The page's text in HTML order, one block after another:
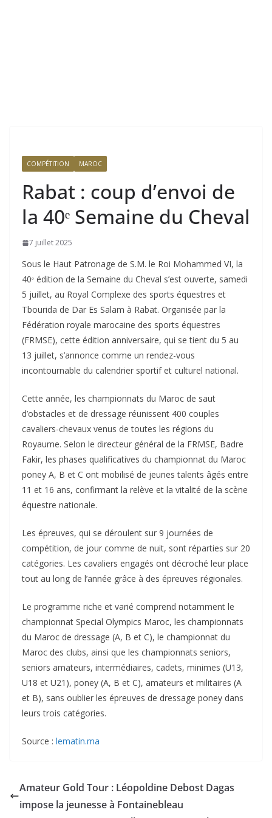
COMPÉTITION MAROC
Rabat : coup d’envoi de
la 40ᵉ Semaine du Cheval
7 juillet 2025
Sous le Haut Patronage de S.M. le Roi Mohammed VI, la
40ᵉ édition de la Semaine du Cheval s’est ouverte, samedi
5 juillet, au Royal Complexe des sports équestres et
Tbourida de Dar Es Salam à Rabat. Organisée par la
Fédération royale marocaine des sports équestres
(FRMSE), cette édition anniversaire, qui se tient du 5 au
13 juillet, s’annonce comme un rendez-vous
incontournable du calendrier sportif et culturel national.
Cette année, les championnats du Maroc de saut
d’obstacles et de dressage réunissent 400 couples
cavaliers-chevaux venus de toutes les régions du
Royaume. Selon le directeur général de la FRMSE, Badre
Fakir, les phases qualificatives du championnat du Maroc
poney A, B et C ont mobilisé de jeunes talents âgés entre
11 et 16 ans, confirmant la relève et la vitalité de la scène
équestre nationale.
Les épreuves, qui se déroulent sur 9 journées de
compétition, de jour comme de nuit, sont réparties sur 20
catégories. Les cavaliers engagés ont décroché leur place
tout au long de l’année grâce à des épreuves régionales.
Le programme riche et varié comprend notamment le
championnat Special Olympics Maroc, les championnats
du Maroc de dressage (A, B et C), le championnat du
Maroc des clubs, ainsi que les championnats seniors,
seniors amateurs, intermédiaires, cadets, minimes (U13,
U18 et U21), poney (A, B et C), amateurs et militaires (A
et B), sans oublier les épreuves de dressage poney dans
leurs trois catégories.
Source : lematin.ma
Amateur Gold Tour : Léopoldine Debost Dagas
impose la jeunesse à Fontainebleau